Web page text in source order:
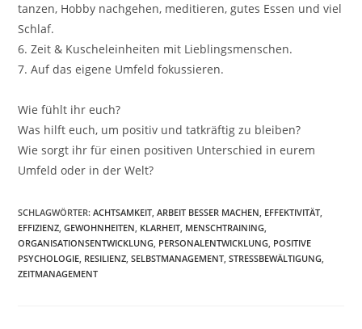
tanzen, Hobby nachgehen, meditieren, gutes Essen und viel
Schlaf.
6. Zeit & Kuscheleinheiten mit Lieblingsmenschen.
7. Auf das eigene Umfeld fokussieren.
Wie fühlt ihr euch?
Was hilft euch, um positiv und tatkräftig zu bleiben?
Wie sorgt ihr für einen positiven Unterschied in eurem
Umfeld oder in der Welt?
SCHLAGWÖRTER:ACHTSAMKEIT, ARBEIT BESSER MACHEN, EFFEKTIVITÄT,
EFFIZIENZ, GEWOHNHEITEN, KLARHEIT, MENSCHTRAINING,
ORGANISATIONSENTWICKLUNG, PERSONALENTWICKLUNG, POSITIVE
PSYCHOLOGIE, RESILIENZ, SELBSTMANAGEMENT, STRESSBEWÄLTIGUNG,
ZEITMANAGEMENT